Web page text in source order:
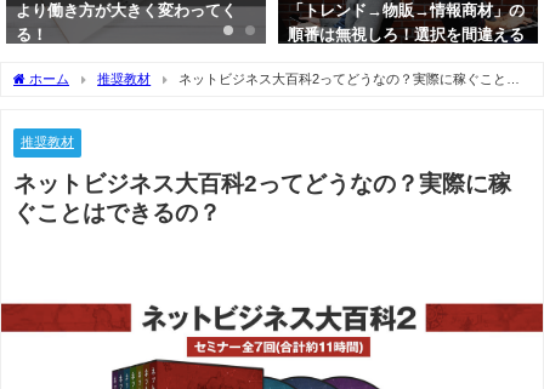
より働き方が大きく変わってく
る！
「トレンド→物販→情報商材」の
順番は無視しろ！選択を間違える
ホーム 推奨教材
ネットビジネス大百科2ってどうなの？実際に稼ぐことは
推奨教材
ネットビジネス大百科2ってどうなの？実際に稼
ぐことはできるの？